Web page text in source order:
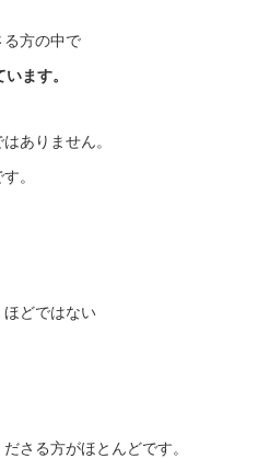
る方の中で
ます。
ありません。
。
ほどではない
さる方がほとんどです。